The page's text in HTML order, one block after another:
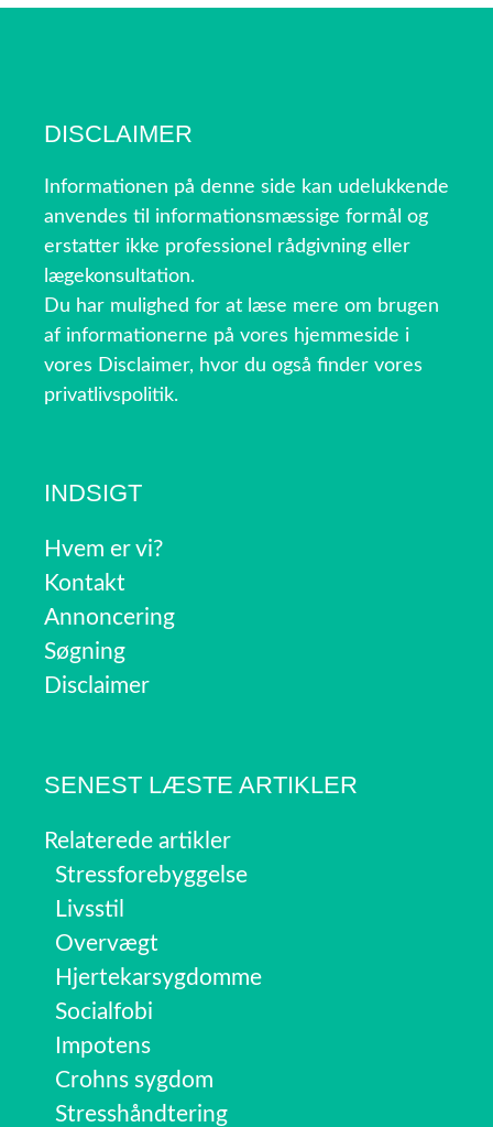
DISCLAIMER
Informationen på denne side kan udelukkende
anvendes til informationsmæssige formål og
erstatter ikke professionel rådgivning eller
lægekonsultation.
Du har mulighed for at læse mere om brugen
af informationerne på vores hjemmeside i
vores Disclaimer, hvor du også finder vores
privatlivspolitik.
INDSIGT
Hvem er vi?
Kontakt
Annoncering
Søgning
Disclaimer
SENEST LÆSTE ARTIKLER
Relaterede artikler
Stressforebyggelse
Livsstil
Overvægt
Hjertekarsygdomme
Socialfobi
Impotens
Crohns sygdom
Stresshåndtering